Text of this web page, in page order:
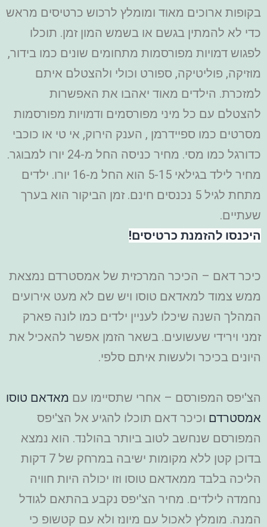
בקופות ארוכים מאוד ומומלץ לרכוש כרטיסים מראש
כדי לא להמתין בגשם או בשמש המון זמן. תוכלו
לפגוש דמויות מפורסמות מתחומים שונים כמו בידור,
מוזיקה, פוליטיקה, ספורט וכולי ולהצטלם איתם
למזכרת. הילדים מאוד יאהבו את האפשרות
להצטלם עם כל מיני מפורסמים ודמויות מפורסמות
מסרטים כמו ספיידרמן , הענק הירוק, אי טי או כוכבי
כדורגל כמו מסי. מחיר כניסה החל מ-24 יורו למבוגר.
מחיר לילד בגילאי 5-15 הוא החל מ-16 יורו. ילדים
מתחת לגיל 5 נכנסים חינם. זמן הביקור הוא בערך
שעתיים.
היכנסו להזמנת כרטיסים!
כיכר דאם – הכיכר המרכזית של אמסטרדם נמצאת
ממש צמוד למאדאם טוסו ויש שם לא מעט אירועים
המהלך השנה שיכלו לעניין ילדים כמו לונה פארק
זמני וירידי שעשועים. בשאר הזמן אפשר להאכיל את
היונים בכיכר ולעשות איתם סלפי.
הצ'יפס המפורסם – אחרי שתסיימו עם מאדאם טוסו
אמסטרדם וכיכר דאם תוכלו להגיע אל הצ'יפס
המפורסם שנחשב לטוב ביותר בהולנד. הוא נמצא
בדוכן קטן ללא מקומות ישיבה במרחק של 7 דקות
הליכה בלבד ממאדאם טוסו וזו יכולה היות חוויה
נחמדה לילדים. מחיר הצ'יפס נקבע בהתאם לגודל
המנה. מומלץ לאכול עם מיונז ולא עם קטשופ כי